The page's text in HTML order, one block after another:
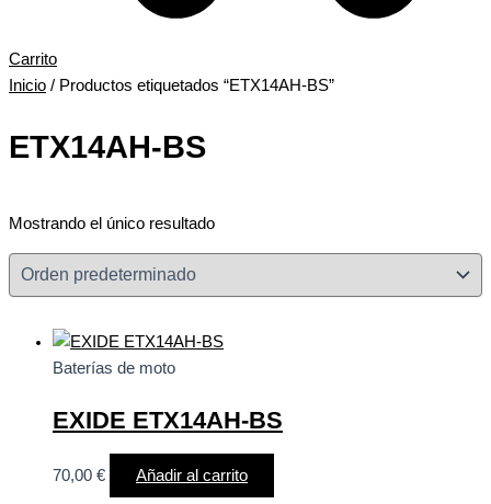
Carrito
Inicio / Productos etiquetados “ETX14AH-BS”
ETX14AH-BS
Mostrando el único resultado
Baterías de moto
EXIDE ETX14AH-BS
70,00 € Añadir al carrito